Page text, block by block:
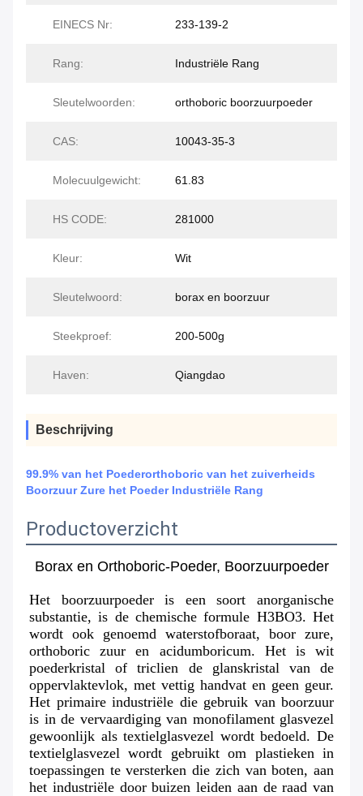
EINECS Nr: 233-139-2
Rang: Industriële Rang
Sleutelwoorden: orthoboric boorzuurpoeder
CAS: 10043-35-3
Molecuulgewicht: 61.83
HS CODE: 281000
Kleur: Wit
Sleutelwoord: borax en boorzuur
Steekproef: 200-500g
Haven: Qiangdao
Beschrijving
99.9% van het Poederorthoboric van het zuiverheids
Boorzuur Zure het Poeder Industriële Rang
Productoverzicht
Borax en Orthoboric-Poeder, Boorzuurpoeder
Het boorzuurpoeder is een soort anorganische
substantie, is de chemische formule H3BO3. Het
wordt ook genoemd waterstofboraat, boor zure,
orthoboric zuur en acidumboricum. Het is wit
poederkristal of triclien de glanskristal van de
Het primaire industriële die gebruik van boorzuur
is in de vervaardiging van monofilament glasvezel
gewoonlijk als textielglasvezel wordt bedoeld. De
textielglasvezel wordt gebruikt om plastieken in
toepassingen te versterken die zich van boten, aan
het industriële door buizen leiden aan de raad van